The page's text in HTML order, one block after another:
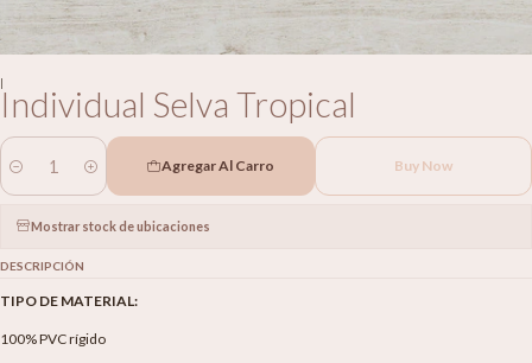
|
Individual Selva Tropical
Cantidad
Agregar Al Carro Buy Now
Mostrar stock de ubicaciones
DESCRIPCIÓN
TIPO DE MATERIAL:
100% PVC rígido